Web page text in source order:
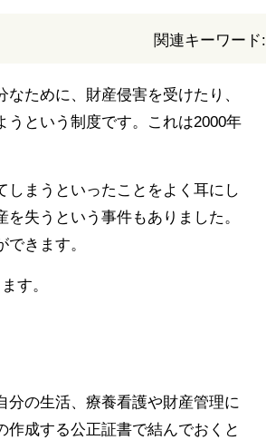
関連キーワード:
ために、財産侵害を受けたり、
うという制度です。これは2000年
まうといったことをよく耳にし
失うという事件もありました。
きます。
す。
の生活、療養看護や財産管理に
成する公正証書で結んでおくと